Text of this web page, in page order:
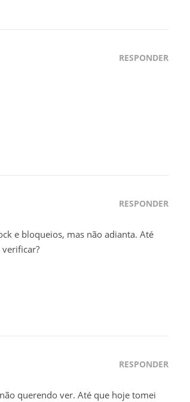
RESPONDER
RESPONDER
e bloqueios, mas não adianta. Até
RESPONDER
querendo ver. Até que hoje tomei